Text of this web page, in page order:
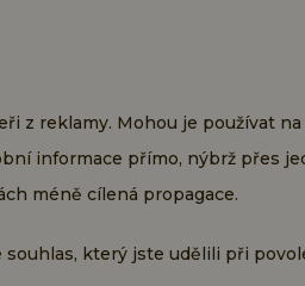
z reklamy. Mohou je používat
informace přímo, nýbrž přes
méně cílená propagace.
který jste udělili při